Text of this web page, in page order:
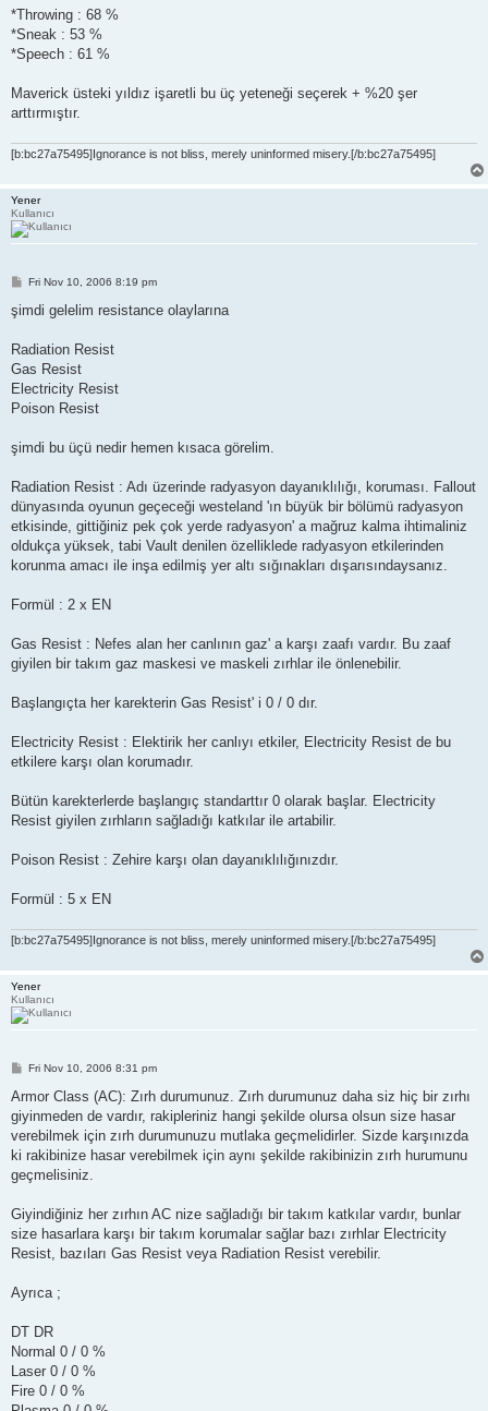
*Throwing : 68 %
*Sneak : 53 %
*Speech : 61 %
Maverick üsteki yıldız işaretli bu üç yeteneği seçerek + %20 şer
arttırmıştır.
[b:bc27a75495]Ignorance is not bliss, merely uninformed misery.[/b:bc27a75495]
Yener
Kullanıcı
P
s
Fri Nov 10, 2006 8:19 pm
şimdi gelelim resistance olaylarına
Radiation Resist
Gas Resist
Electricity Resist
Poison Resist
şimdi bu üçü nedir hemen kısaca görelim.
Radiation Resist : Adı üzerinde radyasyon dayanıklılığı, koruması. Fallout
dünyasında oyunun geçeceği westeland 'ın büyük bir bölümü radyasyon
etkisinde, gittiğiniz pek çok yerde radyasyon' a mağruz kalma ihtimaliniz
oldukça yüksek, tabi Vault denilen özelliklede radyasyon etkilerinden
korunma amacı ile inşa edilmiş yer altı sığınakları dışarısındaysanız.
Formül : 2 x EN
Gas Resist : Nefes alan her canlının gaz' a karşı zaafı vardır. Bu zaaf
giyilen bir takım gaz maskesi ve maskeli zırhlar ile önlenebilir.
Başlangıçta her karekterin Gas Resist' i 0 / 0 dır.
Electricity Resist : Elektirik her canlıyı etkiler, Electricity Resist de bu
etkilere karşı olan korumadır.
Bütün karekterlerde başlangıç standarttır 0 olarak başlar. Electricity
Resist giyilen zırhların sağladığı katkılar ile artabilir.
Poison Resist : Zehire karşı olan dayanıklılığınızdır.
Formül : 5 x EN
[b:bc27a75495]Ignorance is not bliss, merely uninformed misery.[/b:bc27a75495]
Yener
Kullanıcı
P
s
Fri Nov 10, 2006 8:31 pm
Armor Class (AC): Zırh durumunuz. Zırh durumunuz daha siz hiç bir zırhı
giyinmeden de vardır, rakipleriniz hangi şekilde olursa olsun size hasar
verebilmek için zırh durumunuzu mutlaka geçmelidirler. Sizde karşınızda
ki rakibinize hasar verebilmek için aynı şekilde rakibinizin zırh hurumunu
geçmelisiniz.
Giyindiğiniz her zırhın AC nize sağladığı bir takım katkılar vardır, bunlar
size hasarlara karşı bir takım korumalar sağlar bazı zırhlar Electricity
Resist, bazıları Gas Resist veya Radiation Resist verebilir.
Ayrıca ;
DT DR
Normal 0 / 0 %
Laser 0 / 0 %
Fire 0 / 0 %